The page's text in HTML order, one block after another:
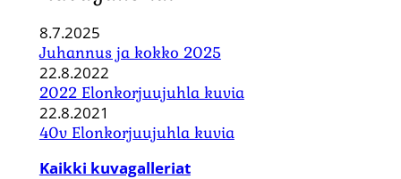
8.7.2025
Juhannus ja kokko 2025
22.8.2022
2022 Elonkorjuujuhla kuvia
22.8.2021
40v Elonkorjuujuhla kuvia
Kaikki kuvagalleriat